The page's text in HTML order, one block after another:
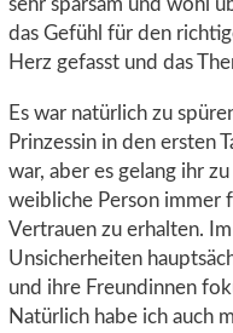
sehr sparsam und wohl
das Gefühl für den
Herz gefasst und das
Es war natürlich zu
Prinzessin in den ersten
war, aber es gelang ihr
weibliche Person immer
Vertrauen zu erhalten.
Unsicherheiten
und ihre Freundinnen
Natürlich habe ich auch